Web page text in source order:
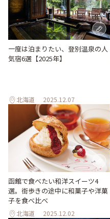
一度は泊まりたい、登別温泉の人
気宿6選【2025年】
北海道 2025.12.07
函館で食べたい和洋スイーツ4
選。街歩きの途中に和菓子や洋菓
子を食べ比べ
北海道 2025.12.02